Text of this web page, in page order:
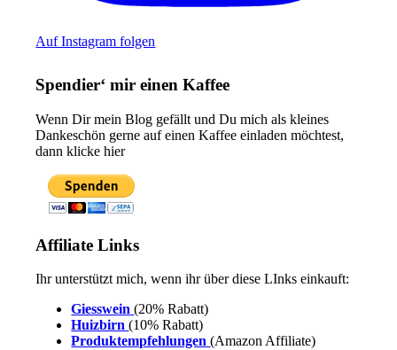
Auf Instagram folgen
Spendier‘ mir einen Kaffee
Wenn Dir mein Blog gefällt und Du mich als kleines
Dankeschön gerne auf einen Kaffee einladen möchtest,
dann klicke hier
Affiliate Links
Ihr unterstützt mich, wenn ihr über diese LInks einkauft:
Giesswein (20% Rabatt)
Huizbirn(10% Rabatt)
Produktempfehlungen(Amazon Affiliate)